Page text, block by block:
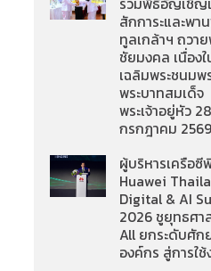
ร่วมพิธีอัญเชิญ
สักการะและพา
ทูลเกล้าฯ ถวา
ชัยมงคล เนื่อง
เฉลิมพระชนมพ
พระบาทสมเด็จ
พระเจ้าอยู่หัว 28
กรกฎาคม 2569
ผู้บริหารเครือซี
Huawei
Digital & AI
2026 ชูยุทธศา
All ยกระดับศัก
องค์กร สู่การใช้